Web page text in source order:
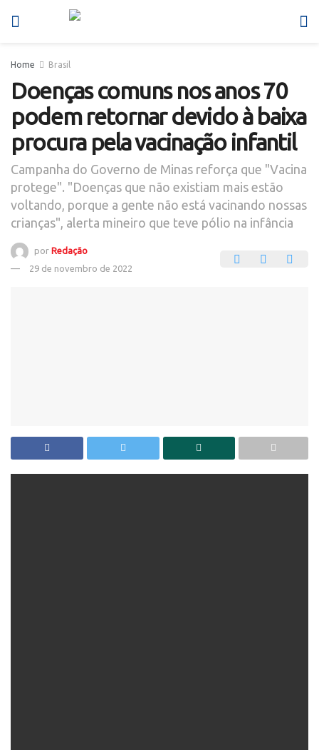
Home Brasil
Doenças comuns nos anos 70
podem retornar devido à baixa
procura pela vacinação infantil
Campanha do Governo de Minas reforça que "Vacina
protege". "Doenças que não existiam mais estão
voltando, porque a gente não está vacinando nossas
crianças", alerta mineiro que teve pólio na infância
por Redação
29 de novembro de 2022